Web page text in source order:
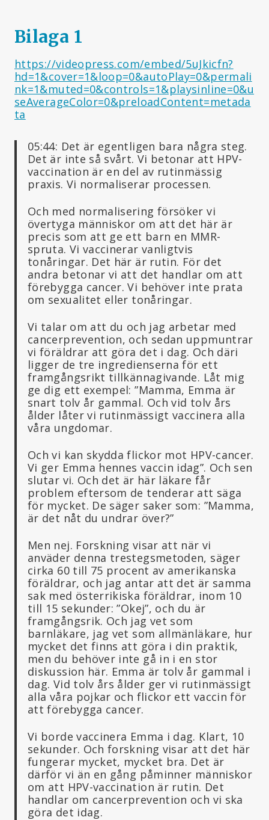
Bilaga 1
https://videopress.com/embed/5uJkicfn?
hd=1&cover=1&loop=0&autoPlay=0&permali
nk=1&muted=0&controls=1&playsinline=0&u
seAverageColor=0&preloadContent=metada
ta
05:44: Det är egentligen bara några steg.
Det är inte så svårt. Vi betonar att HPV-
vaccination är en del av rutinmässig
praxis. Vi normaliserar processen.
Och med normalisering försöker vi
övertyga människor om att det här är
precis som att ge ett barn en MMR-
spruta. Vi vaccinerar vanligtvis
tonåringar. Det här är rutin. För det
andra betonar vi att det handlar om att
förebygga cancer. Vi behöver inte prata
om sexualitet eller tonåringar.
Vi talar om att du och jag arbetar med
cancerprevention, och sedan uppmuntrar
vi föräldrar att göra det i dag. Och däri
ligger de tre ingredienserna för ett
framgångsrikt tillkännagivande. Låt mig
ge dig ett exempel: ”Mamma, Emma är
snart tolv år gammal. Och vid tolv års
ålder låter vi rutinmässigt vaccinera alla
våra ungdomar.
Och vi kan skydda flickor mot HPV-cancer.
Vi ger Emma hennes vaccin idag”. Och sen
slutar vi. Och det är här läkare får
problem eftersom de tenderar att säga
för mycket. De säger saker som: ”Mamma,
är det nåt du undrar över?”
Men nej. Forskning visar att när vi
anväder denna trestegsmetoden, säger
cirka 60 till 75 procent av amerikanska
föräldrar, och jag antar att det är samma
sak med österrikiska föräldrar, inom 10
till 15 sekunder: ”Okej”, och du är
framgångsrik. Och jag vet som
barnläkare, jag vet som allmänläkare, hur
mycket det finns att göra i din praktik,
men du behöver inte gå in i en stor
diskussion här. Emma är tolv år gammal i
dag. Vid tolv års ålder ger vi rutinmässigt
alla våra pojkar och flickor ett vaccin för
att förebygga cancer.
Vi borde vaccinera Emma i dag. Klart, 10
sekunder. Och forskning visar att det här
fungerar mycket, mycket bra. Det är
därför vi än en gång påminner människor
om att HPV-vaccination är rutin. Det
handlar om cancerprevention och vi ska
göra det idag.